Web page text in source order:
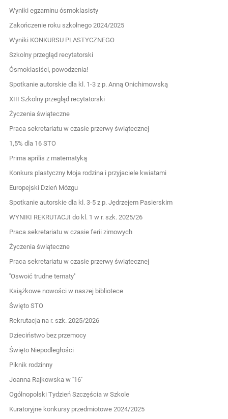
Wyniki egzaminu ósmoklasisty
Zakończenie roku szkolnego 2024/2025
Wyniki KONKURSU PLASTYCZNEGO
Szkolny przegląd recytatorski
Ósmoklasiści, powodzenia!
Spotkanie autorskie dla kl. 1-3 z p. Anną Onichimowską
XIII Szkolny przegląd recytatorski
Życzenia świąteczne
Praca sekretariatu w czasie przerwy świątecznej
1,5% dla 16 STO
Prima aprilis z matematyką
Konkurs plastyczny Moja rodzina i przyjaciele kwiatami
Europejski Dzień Mózgu
Spotkanie autorskie dla kl. 3-5 z p. Jędrzejem Pasierskim
WYNIKI REKRUTACJI do kl. 1 w r. szk. 2025/26
Praca sekretariatu w czasie ferii zimowych
Życzenia świąteczne
Praca sekretariatu w czasie przerwy świątecznej
''Oswoić trudne tematy''
Książkowe nowości w naszej bibliotece
Święto STO
Rekrutacja na r. szk. 2025/2026
Dzieciństwo bez przemocy
Święto Niepodległości
Piknik rodzinny
Joanna Rajkowska w ''16''
Ogólnopolski Tydzień Szczęścia w Szkole
Kuratoryjne konkursy przedmiotowe 2024/2025